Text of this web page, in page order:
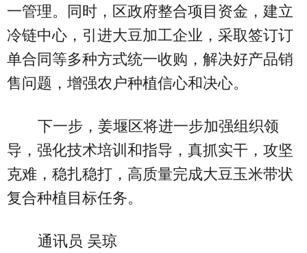
一管理。同时，区政府整合项目资金，建立
冷链中心，引进大豆加工企业，采取签订订
单合同等多种方式统一收购，解决好产品销
售问题，增强农户种植信心和决心。
下一步，姜堰区将进一步加强组织领
导，强化技术培训和指导，真抓实干，攻坚
克难，稳扎稳打，高质量完成大豆玉米带状
复合种植目标任务。
通讯员 吴琼